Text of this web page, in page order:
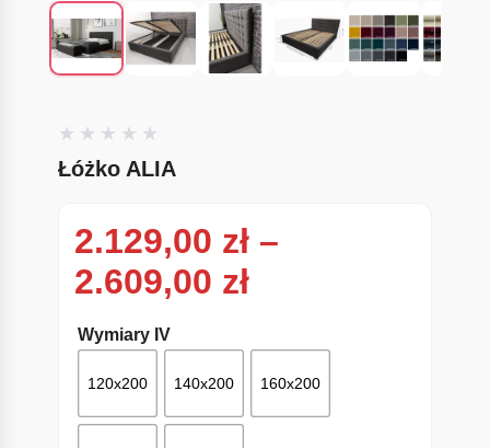
Łóżko ALIA
2.129,00 zł –
2.609,00 złZakres cen:
Wymiary IV
120x200 140x200 160x200